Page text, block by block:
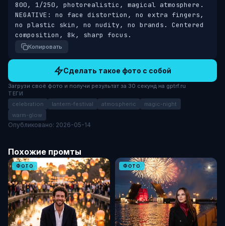
800, 1/250, photorealistic, magical atmosphere.
NEGATIVE: no face distortion, no extra fingers,
no plastic skin, no nudity, no brands. Centered
composition, 8k, sharp focus.
Копировать
Сделать такое фото с собой
Загрузи своё фото и получи результат за 30 секунд на gptrf.ru
ТЕГИ
celebration lantern-festival atmospheric
magic-night
warm-glow
Опубликовано: 2026-05-14
Похожие промты
ФОТО ФОТО